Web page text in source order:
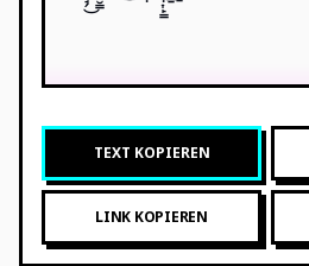
TEXT KOPIEREN
LINK KOPIEREN